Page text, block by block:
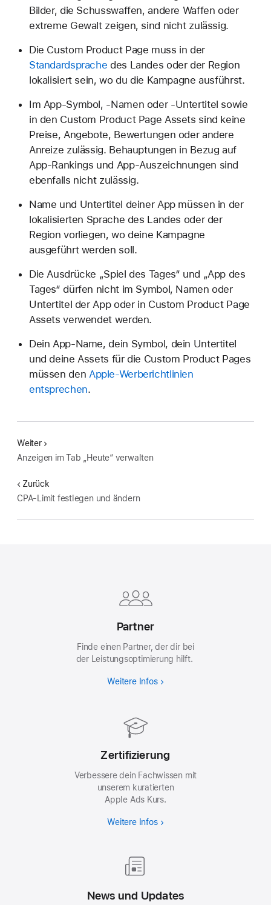
Bilder, die Schusswaffen, andere Waffen oder
extreme Gewalt zeigen, sind nicht zulässig.
Die Custom Product Page muss in der
Standardsprache des Landes oder der Region
lokalisiert sein, wo du die Kampagne ausführst.
Im App-Symbol, -Namen oder -Untertitel sowie
in den Custom Product Page Assets sind keine
Preise, Angebote, Bewertungen oder andere
Anreize zulässig. Behauptungen in Bezug auf
App-Rankings und App-Auszeichnungen sind
ebenfalls nicht zulässig.
Name und Untertitel deiner App müssen in der
lokalisierten Sprache des Landes oder der
Region vorliegen, wo deine Kampagne
ausgeführt werden soll.
Die Ausdrücke „Spiel des Tages“ und „App des
Tages“ dürfen nicht im Symbol, Namen oder
Untertitel der App oder in Custom Product Page
Assets verwendet werden.
Dein App-Name, dein Symbol, dein Untertitel
und deine Assets für die Custom Product Pages
müssen den Apple-Werberichtlinien
entsprechen.
Zurück
CPA-Limit festlegen und ändern
Weiter
Anzeigen im Tab „Heute“ verwalten
Partner
Finde einen Partner, der dir bei
der Leistungsoptimierung hilft.
Weitere Infos
Zertifizierung
Verbessere dein Fachwissen mit
unserem kuratierten
Apple Ads Kurs.
Weitere Infos
News und Updates